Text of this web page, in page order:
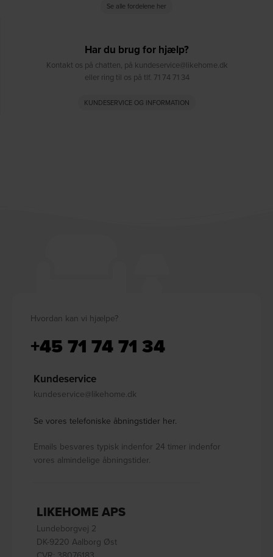
Se alle fordelene her
Har du brug for hjælp?
Kontakt os på chatten, på kundeservice@likehome.dk
eller ring til os på tlf. 71 74 71 34
KUNDESERVICE OG INFORMATION
Hvordan kan vi hjælpe?
+45 71 74 71 34
Kundeservice
kundeservice@likehome.dk
Se vores telefoniske åbningstider her.
Emails besvares typisk indenfor 24 timer indenfor
vores almindelige åbningstider.
LIKEHOME APS
Lundeborgvej 2
DK-9220 Aalborg Øst